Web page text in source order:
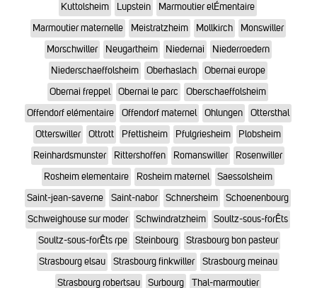
Kuttolsheim
Lupstein
Marmoutier elÉmentaire
Marmoutier maternelle
Meistratzheim Mollkirch
Monswiller
Morschwiller
Neugartheim Niedernai
Niederroedern
Niederschaeffolsheim
Oberhaslach
Obernai europe
Obernai freppel
Obernai le parc
Oberschaeffolsheim
Offendorf elémentaire
Offendorf maternel Ohlungen
Ottersthal
Otterswiller
Ottrott Pfettisheim Pfulgriesheim
Plobsheim
Reinhardsmunster
Rittershoffen Romanswiller
Rosenwiller
Rosheim elementaire
Rosheim maternel
Saessolsheim
Saint-jean-saverne
Saint-nabor Schnersheim
Schoenenbourg
Schweighouse sur moder
Schwindratzheim
Soultz-sous-forÊts
Soultz-sous-forÊts rpe
Steinbourg
Strasbourg bon pasteur
Strasbourg elsau
Strasbourg finkwiller
Strasbourg meinau
Strasbourg robertsau
Surbourg Thal-marmoutier